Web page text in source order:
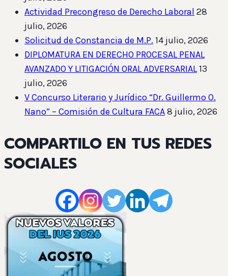
Actividad Precongreso de Derecho Laboral 28
julio, 2026
Solicitud de Constancia de M.P. 14 julio, 2026
DIPLOMATURA EN DERECHO PROCESAL PENAL
AVANZADO Y LITIGACIÓN ORAL ADVERSARIAL13
julio, 2026
V Concurso Literario y Jurídico “Dr. Guillermo O.
Nano” – Comisión de Cultura FACA8 julio, 2026
COMPARTILO EN TUS REDES
SOCIALES